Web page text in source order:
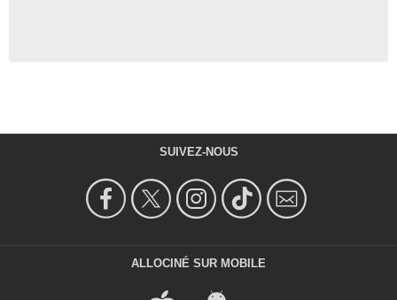
SUIVEZ-NOUS
ALLOCINÉ SUR MOBILE